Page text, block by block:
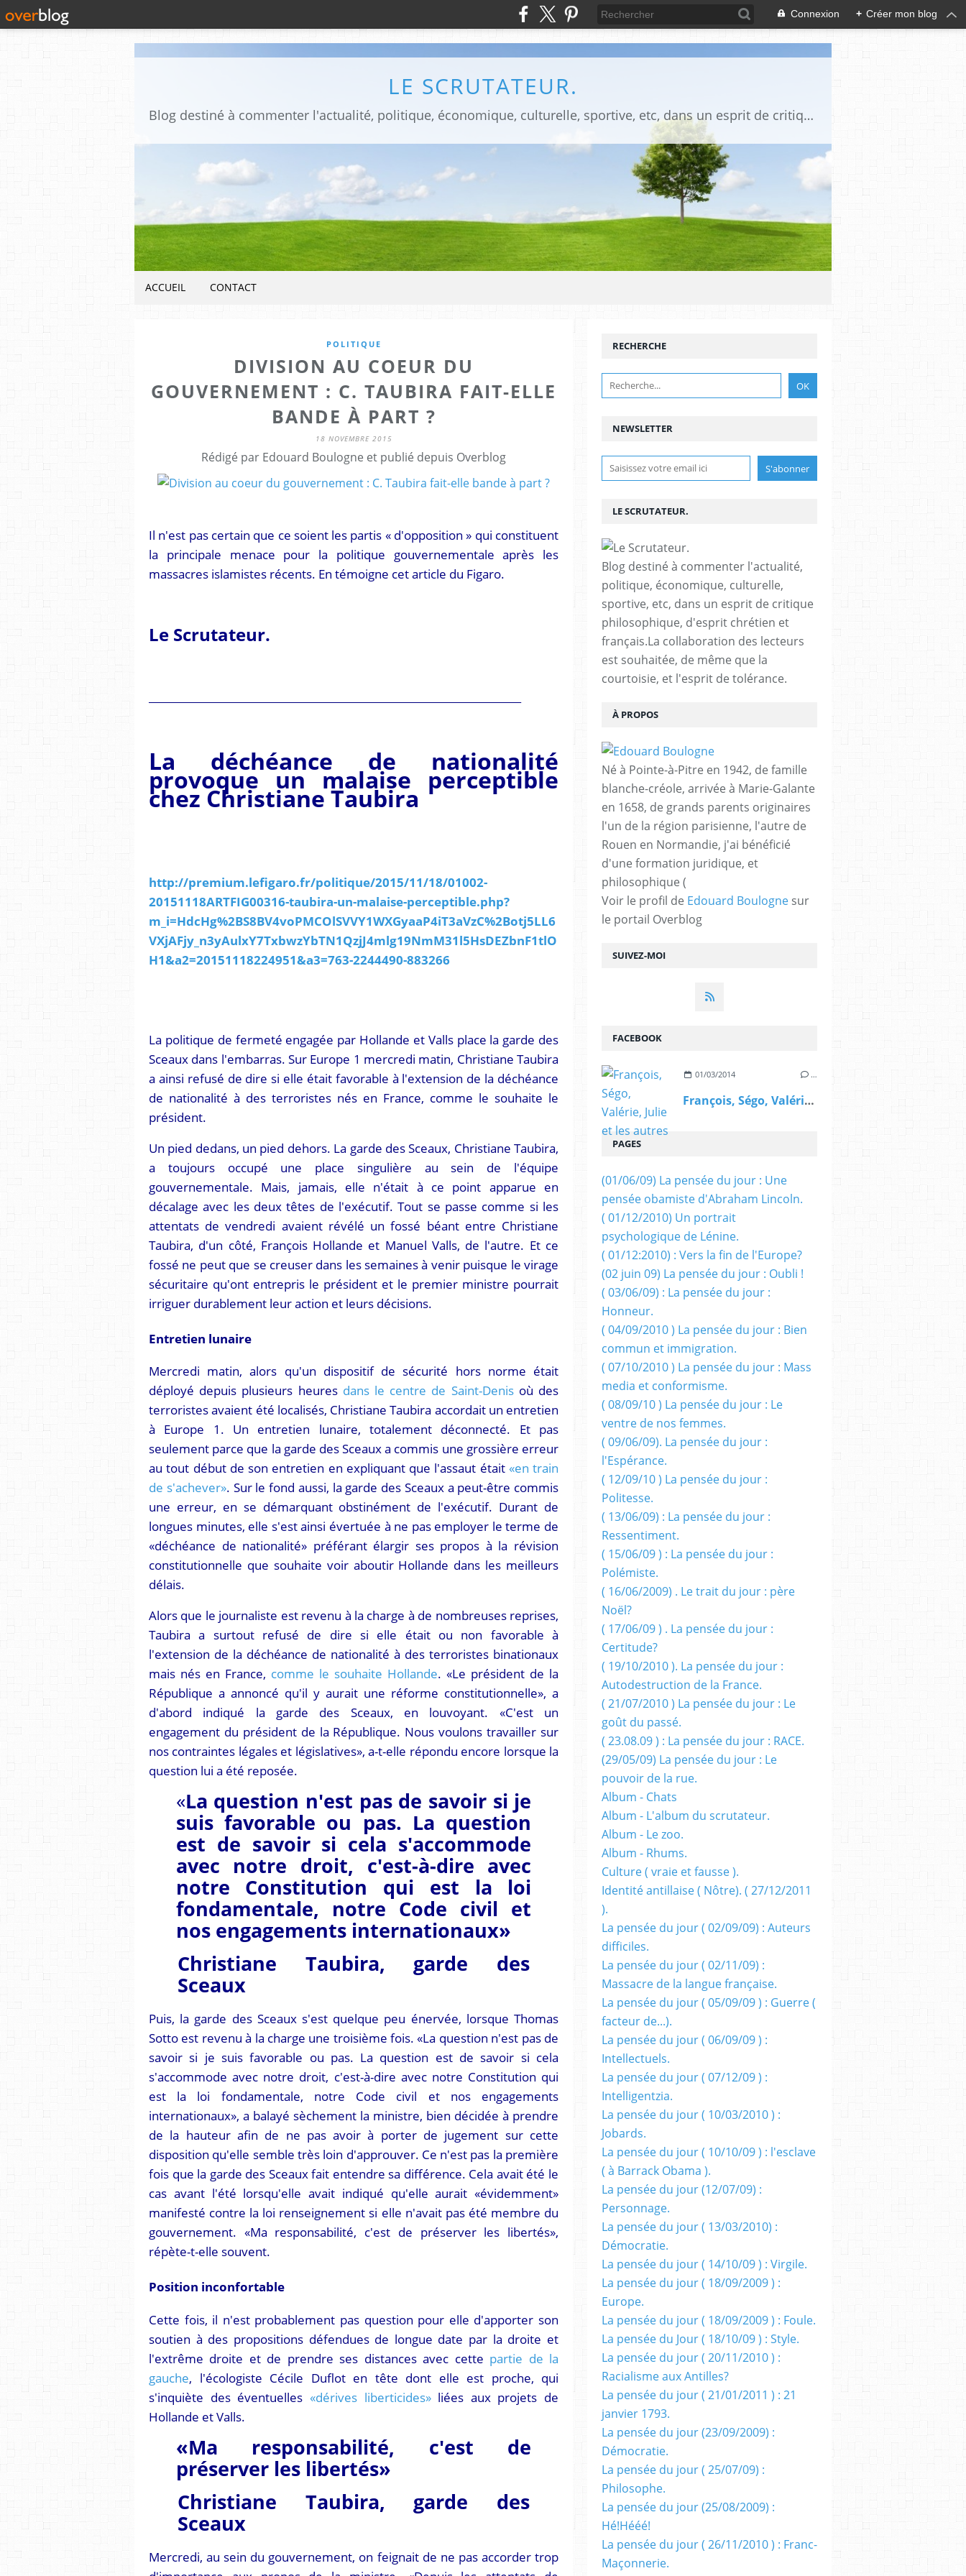
Connexion + Créer mon blog
LE SCRUTATEUR.
Blog destiné à commenter l'actualité, politique, économique, culturelle, sportive, etc, dans un esprit de critique philosophique, d'esprit chrétien et français.La collaboration des lecteurs est souhaitée, de même que la courtoisie, et l'esprit de tolérance.
ACCUEIL CONTACT
POLITIQUE
DIVISION AU COEUR DU
GOUVERNEMENT : C. TAUBIRA FAIT-ELLE
BANDE À PART ?
18 NOVEMBRE 2015
Rédigé par Edouard Boulogne et publié depuis Overblog
Il n'est pas certain que ce soient les partis « d'opposition » qui constituent
la principale menace pour la politique gouvernementale après les
massacres islamistes récents. En témoigne cet article du Figaro.
Le Scrutateur.
La déchéance de nationalité
provoque un malaise perceptible
chez Christiane Taubira
http://premium.lefigaro.fr/politique/2015/11/18/01002-
20151118ARTFIG00316-taubira-un-malaise-perceptible.php?
m_i=HdcHg%2BS8BV4voPMCOlSVVY1WXGyaaP4iT3aVzC%2Botj5LL6
VXjAFjy_n3yAulxY7TxbwzYbTN1QzjJ4mlg19NmM31l5HsDEZbnF1tlO
H1&a2=20151118224951&a3=763-2244490-883266
La politique de fermeté engagée par Hollande et Valls place la garde des
Sceaux dans l'embarras. Sur Europe 1 mercredi matin, Christiane Taubira
a ainsi refusé de dire si elle était favorable à l'extension de la déchéance
de nationalité à des terroristes nés en France, comme le souhaite le
président.
Un pied dedans, un pied dehors. La garde des Sceaux, Christiane Taubira,
a toujours occupé une place singulière au sein de l'équipe
gouvernementale. Mais, jamais, elle n'était à ce point apparue en
décalage avec les deux têtes de l'exécutif. Tout se passe comme si les
attentats de vendredi avaient révélé un fossé béant entre Christiane
Taubira, d'un côté, François Hollande et Manuel Valls, de l'autre. Et ce
fossé ne peut que se creuser dans les semaines à venir puisque le virage
sécuritaire qu'ont entrepris le président et le premier ministre pourrait
irriguer durablement leur action et leurs décisions.
Entretien lunaire
Mercredi matin, alors qu'un dispositif de sécurité hors norme était
déployé depuis plusieurs heures dans le centre de Saint-Denisoù des
terroristes avaient été localisés, Christiane Taubira accordait un entretien
à Europe 1. Un entretien lunaire, totalement déconnecté. Et pas
seulement parce que la garde des Sceaux a commis une grossière erreur
au tout début de son entretien en expliquant que l'assaut était «en train
de s'achever». Sur le fond aussi, la garde des Sceaux a peut-être commis
une erreur, en se démarquant obstinément de l'exécutif. Durant de
longues minutes, elle s'est ainsi évertuée à ne pas employer le terme de
«déchéance de nationalité» préférant élargir ses propos à la révision
constitutionnelle que souhaite voir aboutir Hollande dans les meilleurs
délais.
Alors que le journaliste est revenu à la charge à de nombreuses reprises,
Taubira a surtout refusé de dire si elle était ou non favorable à
l'extension de la déchéance de nationalité à des terroristes binationaux
mais nés en France, comme le souhaite Hollande. «Le président de la
République a annoncé qu'il y aurait une réforme constitutionnelle», a
d'abord indiqué la garde des Sceaux, en louvoyant. «C'est un
engagement du président de la République. Nous voulons travailler sur
nos contraintes légales et législatives», a-t-elle répondu encore lorsque la
question lui a été reposée.
«La question n'est pas de savoir si je
suis favorable ou pas. La question
est de savoir si cela s'accommode
avec notre droit, c'est-à-dire avec
notre Constitution qui est la loi
fondamentale, notre Code civil et
nos engagements internationaux»
Christiane Taubira, garde des
Sceaux
Puis, la garde des Sceaux s'est quelque peu énervée, lorsque Thomas
Sotto est revenu à la charge une troisième fois. «La question n'est pas de
savoir si je suis favorable ou pas. La question est de savoir si cela
s'accommode avec notre droit, c'est-à-dire avec notre Constitution qui
est la loi fondamentale, notre Code civil et nos engagements
internationaux», a balayé sèchement la ministre, bien décidée à prendre
de la hauteur afin de ne pas avoir à porter de jugement sur cette
disposition qu'elle semble très loin d'approuver. Ce n'est pas la première
fois que la garde des Sceaux fait entendre sa différence. Cela avait été le
cas avant l'été lorsqu'elle avait indiqué qu'elle aurait «évidemment»
manifesté contre la loi renseignement si elle n'avait pas été membre du
gouvernement. «Ma responsabilité, c'est de préserver les libertés»,
répète-t-elle souvent.
Position inconfortable
Cette fois, il n'est probablement pas question pour elle d'apporter son
soutien à des propositions défendues de longue date par la droite et
l'extrême droite et de prendre ses distances avec cette partie de la
gauche, l'écologiste Cécile Duflot en tête dont elle est proche, qui
s'inquiète des éventuelles «dérives liberticides»liées aux projets de
Hollande et Valls.
«Ma responsabilité, c'est de
préserver les libertés»
Christiane Taubira, garde des
Sceaux
Mercredi, au sein du gouvernement, on feignait de ne pas accorder trop
NEWSLETTER
SUIVEZ-MOI
RECHERCHE
LE SCRUTATEUR.
Blog destiné à commenter l'actualité,
politique, économique, culturelle,
sportive, etc, dans un esprit de critique
philosophique, d'esprit chrétien et
français.La collaboration des lecteurs
est souhaitée, de même que la
courtoisie, et l'esprit de tolérance.
À PROPOS
Né à Pointe-à-Pitre en 1942, de famille
blanche-créole, arrivée à Marie-Galante
en 1658, de grands parents originaires
l'un de la région parisienne, l'autre de
Rouen en Normandie, j'ai bénéficié
d'une formation juridique, et
philosophique (
Voir le profil de Edouard Boulogne sur
le portail Overblog
FACEBOOK
01/03/2014 …
François, Ségo, Valérie, Julie et les autres
PAGES
(01/06/09) La pensée du jour : Une
pensée obamiste d'Abraham Lincoln.
( 01/12/2010) Un portrait
psychologique de Lénine.
( 01/12:2010) : Vers la fin de l'Europe?
(02 juin 09) La pensée du jour : Oubli !
( 03/06/09) : La pensée du jour :
Honneur.
( 04/09/2010 ) La pensée du jour : Bien
commun et immigration.
( 07/10/2010 ) La pensée du jour : Mass
media et conformisme.
( 08/09/10 ) La pensée du jour : Le
ventre de nos femmes.
( 09/06/09). La pensée du jour :
l'Espérance.
( 12/09/10 ) La pensée du jour :
Politesse.
( 13/06/09) : La pensée du jour :
Ressentiment.
( 15/06/09 ) : La pensée du jour :
Polémiste.
( 16/06/2009) . Le trait du jour : père
Noël?
( 17/06/09 ) . La pensée du jour :
Certitude?
( 19/10/2010 ). La pensée du jour :
Autodestruction de la France.
( 21/07/2010 ) La pensée du jour : Le
goût du passé.
( 23.08.09 ) : La pensée du jour : RACE.
(29/05/09) La pensée du jour : Le
pouvoir de la rue.
Album - Chats
Album - L'album du scrutateur.
Album - Le zoo.
Album - Rhums.
Culture ( vraie et fausse ).
Identité antillaise ( Nôtre). ( 27/12/2011
).
La pensée du jour ( 02/09/09) : Auteurs
difficiles.
La pensée du jour ( 02/11/09) :
Massacre de la langue française.
La pensée du jour ( 05/09/09 ) : Guerre (
facteur de...).
La pensée du jour ( 06/09/09 ) :
Intellectuels.
La pensée du jour ( 07/12/09 ) :
Intelligentzia.
La pensée du jour ( 10/03/2010 ) :
Jobards.
La pensée du jour ( 10/10/09 ) : l'esclave
( à Barrack Obama ).
La pensée du jour (12/07/09) :
Personnage.
La pensée du jour ( 13/03/2010) :
Démocratie.
La pensée du jour ( 14/10/09 ) : Virgile.
La pensée du jour ( 18/09/2009 ) :
Europe.
La pensée du jour ( 18/09/2009 ) : Foule.
La pensée du Jour ( 18/10/09 ) : Style.
La pensée du jour ( 20/11/2010 ) :
Racialisme aux Antilles?
La pensée du jour ( 21/01/2011 ) : 21
janvier 1793.
La pensée du jour (23/09/2009) :
Démocratie.
La pensée du jour ( 25/07/09) :
Philosophe.
La pensée du jour (25/08/2009) :
Hé!Hééé!
La pensée du jour ( 26/11/2010 ) : Franc-
Maçonnerie.